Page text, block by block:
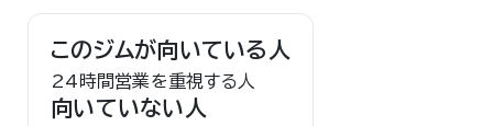
このジムが向いている人
24時間営業を重視する人
向いていない人